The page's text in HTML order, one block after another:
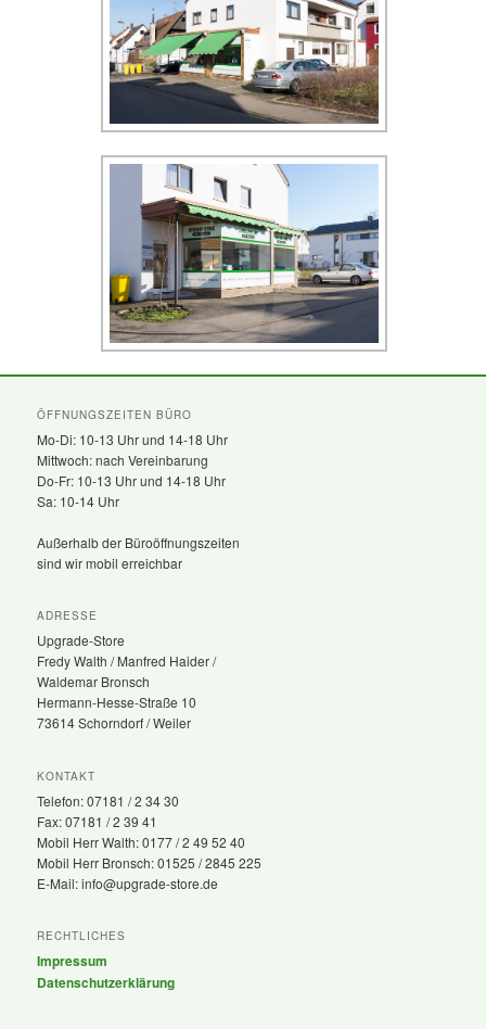
ÖFFNUNGSZEITEN BÜRO
Mo-Di: 10-13 Uhr und 14-18 Uhr
Mittwoch: nach Vereinbarung
Do-Fr: 10-13 Uhr und 14-18 Uhr
Sa: 10-14 Uhr
Außerhalb der Büroöffnungszeiten
sind wir mobil erreichbar
ADRESSE
Upgrade-Store
Fredy Walth / Manfred Haider /
Waldemar Bronsch
Hermann-Hesse-Straße 10
73614 Schorndorf / Weiler
KONTAKT
Telefon: 07181 / 2 34 30
Fax: 07181 / 2 39 41
Mobil Herr Walth: 0177 / 2 49 52 40
Mobil Herr Bronsch: 01525 / 2845 225
E-Mail: info@upgrade-store.de
RECHTLICHES
Impressum
Datenschutzerklärung